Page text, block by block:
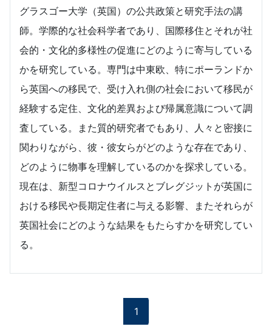
グラスゴー大学（英国）の公共政策と研究手法の講
師。学際的な社会科学者であり、国際移住とそれが社
会的・文化的多様性の促進にどのように寄与している
かを研究している。専門は中東欧、特にポーランドか
ら英国への移民で、受け入れ側の社会において移民が
経験する定住、文化的差異および帰属意識について調
査している。また質的研究者でもあり、人々と密接に
関わりながら、彼・彼女らがどのような存在であり、
どのように物事を理解しているのかを探求している。
現在は、新型コロナウイルスとブレグジットが英国に
おける移民や長期定住者に与える影響、またそれらが
英国社会にどのような結果をもたらすかを研究してい
る。
1